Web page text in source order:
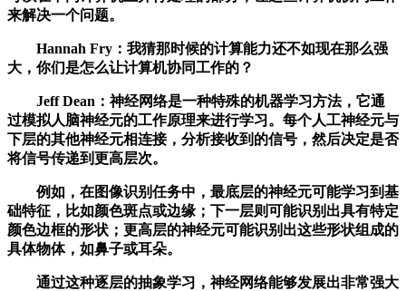
来解决一个问题。
Hannah Fry：我猜那时候的计算能力还不如现在那么强
大，你们是怎么让计算机协同工作的？
Jeff Dean：神经网络是一种特殊的机器学习方法，它通
过模拟人脑神经元的工作原理来进行学习。每个人工神经元与
下层的其他神经元相连接，分析接收到的信号，然后决定是否
将信号传递到更高层次。
例如，在图像识别任务中，最底层的神经元可能学习到基
础特征，比如颜色斑点或边缘；下一层则可能识别出具有特定
颜色边框的形状；更高层的神经元可能识别出这些形状组成的
具体物体，如鼻子或耳朵。
通过这种逐层的抽象学习，神经网络能够发展出非常强大